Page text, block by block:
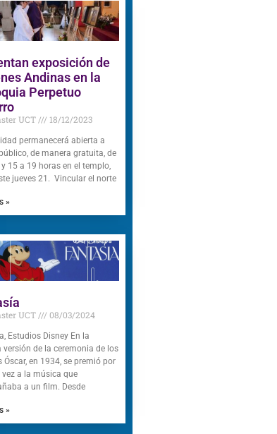
exposición de
Andinas en la
Perpetuo
UCT 18/12/2023
permanecerá abierta a
de manera gratuita, de
15 a 19 horas en el templo,
jueves 21. Vincular el norte
»
UCT 08/03/2024
Estudios Disney En la
versión de la ceremonia de los
Óscar, en 1934, se premió por
a la música que
a un film. Desde
»